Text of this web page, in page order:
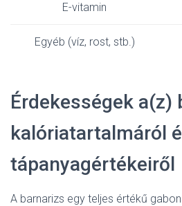
E-vitamin
Egyéb (víz, rost, stb.)
Érdekességek a(z)
kalóriatartalmáról
tápanyagértékeiről
A barnarizs egy teljes értékű